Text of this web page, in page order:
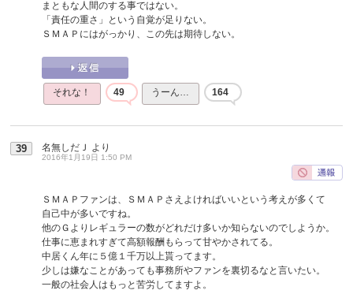
まともな人間のする事ではない。
「責任の重さ」という自覚が足りない。
ＳＭＡＰにはがっかり、この先は期待しない。
それな！ 49 うーん… 164
39 名無しだＪ より
2016年1月19日 1:50 PM
ＳＭＡＰファンは、ＳＭＡＰさえよければいいという考えが多くて
自己中が多いですね。
他のＧよりレギュラーの数がどれだけ多いか知らないのでしようか。
仕事に恵まれすぎて高額報酬もらって甘やかされてる。
中居くん年に５億１千万以上貰ってます。
少しは嫌なことがあっても事務所やファンを裏切るなと言いたい。
一般の社会人はもっと苦労してますよ。